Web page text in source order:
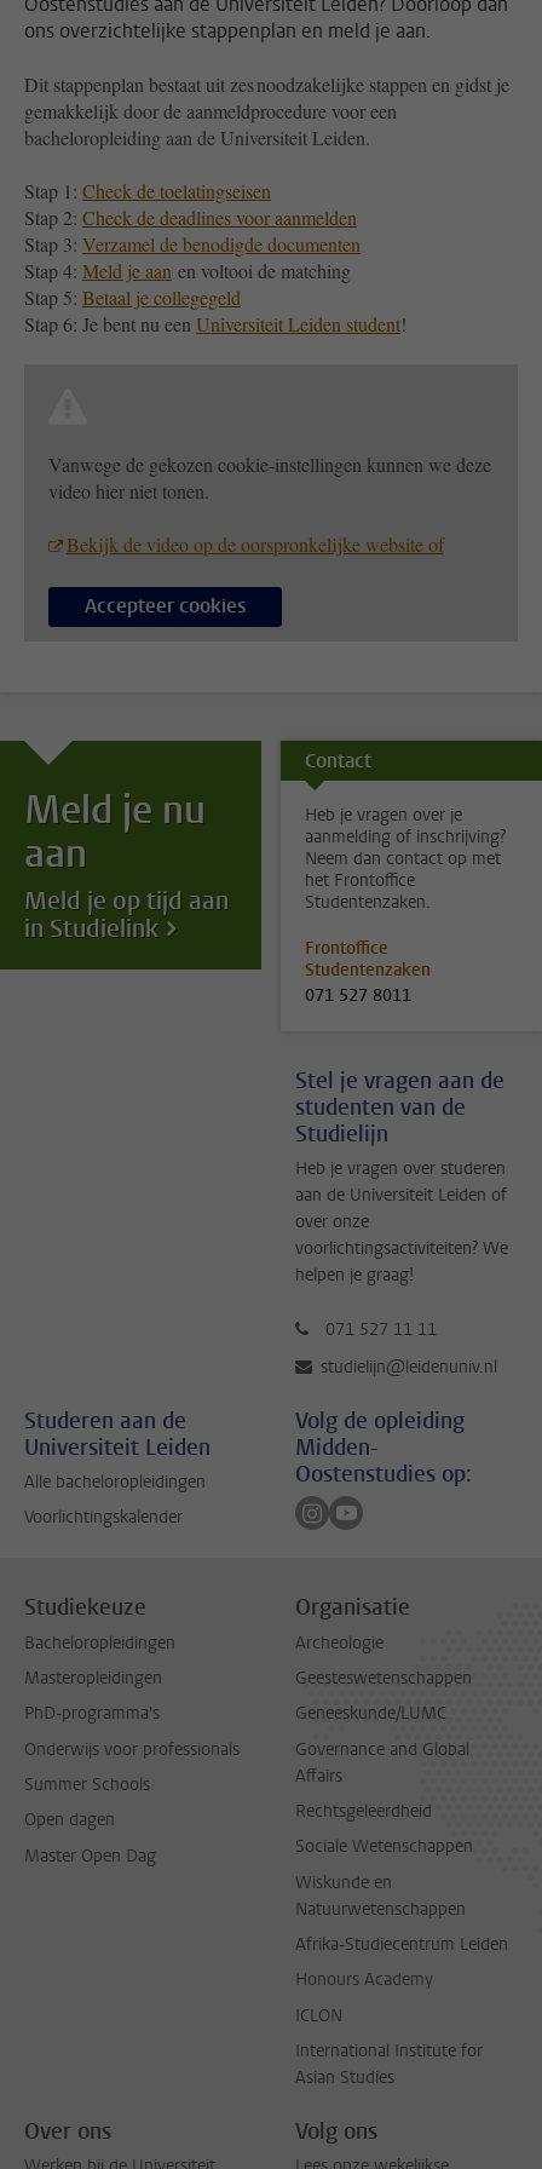
ons overzichtelijke stappenplan en meld je aan.
Dit stappenplan bestaat uit zes noodzakelijke stappen en gidst je
gemakkelijk door de aanmeldprocedure voor een
bacheloropleiding aan de Universiteit Leiden.
Stap 1: Check de toelatingseisen
Stap 2: Check de deadlines voor aanmelden
Stap 3: Verzamel de benodigde documenten
Stap 4: Meld je aan en voltooi de matching
Stap 5: Betaal je collegegeld
Stap 6: Je bent nu een Universiteit Leiden student!
Vanwege de gekozen cookie-instellingen kunnen we deze
video hier niet tonen.
Bekijk de video op de oorspronkelijke website of
Accepteer cookies
Meld je nu
aan
Meld je op tijd aan
in Studielink
Contact
Heb je vragen over je
aanmelding of inschrijving?
Neem dan contact op met
het Frontoffice
Studentenzaken.
Frontoffice
Studentenzaken
071 527 8011
Stel je vragen aan de
studenten van de
Studielijn
Heb je vragen over studeren
aan de Universiteit Leiden of
over onze
voorlichtingsactiviteiten? We
helpen je graag!
071 527 11 11
studielijn@leidenuniv.nl
Studeren aan de
Universiteit Leiden
Alle bacheloropleidingen
Voorlichtingskalender
Volg de opleiding
Midden-
Oostenstudies op:
Volg ons op instagram
Volg ons op youtube
Studiekeuze
Bacheloropleidingen
Masteropleidingen
PhD-programma's
Onderwijs voor professionals
Summer Schools
Open dagen
Master Open Dag
Organisatie
Archeologie
Geesteswetenschappen
Geneeskunde/LUMC
Governance and Global
Affairs
Rechtsgeleerdheid
Sociale Wetenschappen
Wiskunde en
Natuurwetenschappen
Afrika-Studiecentrum Leiden
Honours Academy
ICLON
International Institute for
Asian Studies
Over ons Volg ons